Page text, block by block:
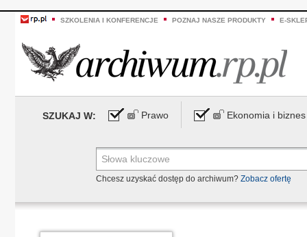
SZKOLENIA I KONFERENCJE POZNAJ NASZE PRODUKTY E-
SZUKAJ W: Prawo Ekonomia i biznes
Chcesz uzyskać dostęp do archiwum? Zobacz ofertę